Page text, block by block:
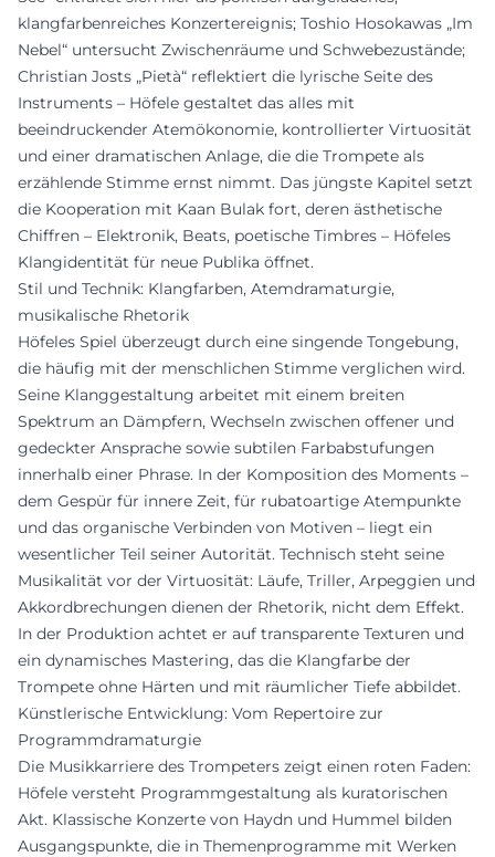
klangfarbenreiches Konzertereignis; Toshio Hosokawas „Im
Nebel“ untersucht Zwischenräume und Schwebezustände;
Christian Josts „Pietà“ reflektiert die lyrische Seite des
Instruments – Höfele gestaltet das alles mit
beeindruckender Atemökonomie, kontrollierter Virtuosität
und einer dramatischen Anlage, die die Trompete als
erzählende Stimme ernst nimmt. Das jüngste Kapitel setzt
die Kooperation mit Kaan Bulak fort, deren ästhetische
Chiffren – Elektronik, Beats, poetische Timbres – Höfeles
Klangidentität für neue Publika öffnet.
Stil und Technik: Klangfarben, Atemdramaturgie,
musikalische Rhetorik
Höfeles Spiel überzeugt durch eine singende Tongebung,
die häufig mit der menschlichen Stimme verglichen wird.
Seine Klanggestaltung arbeitet mit einem breiten
Spektrum an Dämpfern, Wechseln zwischen offener und
gedeckter Ansprache sowie subtilen Farbabstufungen
innerhalb einer Phrase. In der Komposition des Moments –
dem Gespür für innere Zeit, für rubatoartige Atempunkte
und das organische Verbinden von Motiven – liegt ein
wesentlicher Teil seiner Autorität. Technisch steht seine
Musikalität vor der Virtuosität: Läufe, Triller, Arpeggien und
Akkordbrechungen dienen der Rhetorik, nicht dem Effekt.
In der Produktion achtet er auf transparente Texturen und
ein dynamisches Mastering, das die Klangfarbe der
Trompete ohne Härten und mit räumlicher Tiefe abbildet.
Künstlerische Entwicklung: Vom Repertoire zur
Programmdramaturgie
Die Musikkarriere des Trompeters zeigt einen roten Faden:
Höfele versteht Programmgestaltung als kuratorischen
Akt. Klassische Konzerte von Haydn und Hummel bilden
Ausgangspunkte, die in Themenprogramme mit Werken